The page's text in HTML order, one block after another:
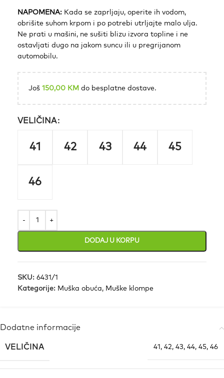
NAPOMENA: Kada se zaprljaju, operite ih vodom,
obrišite suhom krpom i po potrebi utrljajte malo ulja.
Ne prati u mašini, ne sušiti blizu izvora topline i ne
ostavljati dugo na jakom suncu ili u pregrijanom
automobilu.
Još 150,00 KM do besplatne dostave.
VELIČINA
41 42 43 44 45
46
DODAJ U KORPU
SKU: 6431/1
Kategorije: Muška obuća, Muške klompe
Dodatne informacije
VELIČINA 41 , 42, 43, 44, 45, 46